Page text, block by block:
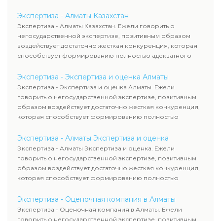
Экспертиза - Алматы Казахстан
Экспертиза - Алматы Казахстан. Ежели говорить о
негосударственной экспертизе, позитивным образом
воздействует достаточно жесткая конкуренция, которая
способствует формированию полностью адекватного
Экспертиза - Экспертиза и оценка Алматы
Экспертиза - Экспертиза и оценка Алматы. Ежели
говорить о негосударственной экспертизе, позитивным
образом воздействует достаточно жесткая конкуренция,
которая способствует формированию полностью
Экспертиза - Алматы Экспертиза и оценка
Экспертиза - Алматы Экспертиза и оценка. Ежели
говорить о негосударственной экспертизе, позитивным
образом воздействует достаточно жесткая конкуренция,
которая способствует формированию полностью
Экспертиза - Оценочная компания в Алматы
Экспертиза - Оценочная компания в Алматы. Ежели
говорить о негосударственной экспертизе, позитивным